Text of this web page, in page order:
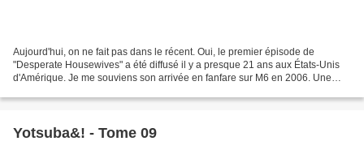
Aujourd'hui, on ne fait pas dans le récent. Oui, le premier épisode de
"Desperate Housewives" a été diffusé il y a presque 21 ans aux États-Unis
d'Amérique. Je me souviens son arrivée en fanfare sur M6 en 2006. Une
Yotsuba&! - Tome 09